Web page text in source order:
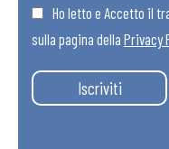
Ho letto e Accetto il
sulla pagina della Privacy
Iscriviti